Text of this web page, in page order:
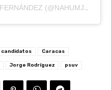
A POST SHARED BY NAHUM FERNÁNDEZ (@NAHUMJFERNANDEZ)
candidatos Caracas
Jorge Rodríguez psuv